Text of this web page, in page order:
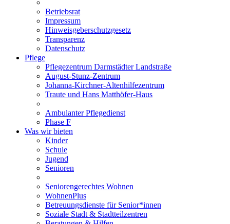
Betriebsrat
Impressum
Hinweisgeberschutzgesetz
Transparenz
Datenschutz
Pflege
Pflegezentrum Darmstädter Landstraße
August-Stunz-Zentrum
Johanna-Kirchner-Altenhilfezentrum
Traute und Hans Matthöfer-Haus
Ambulanter Pflegedienst
Phase F
Was wir bieten
Kinder
Schule
Jugend
Senioren
Seniorengerechtes Wohnen
WohnenPlus
Betreuungsdienste für Senior*innen
Soziale Stadt & Stadtteilzentren